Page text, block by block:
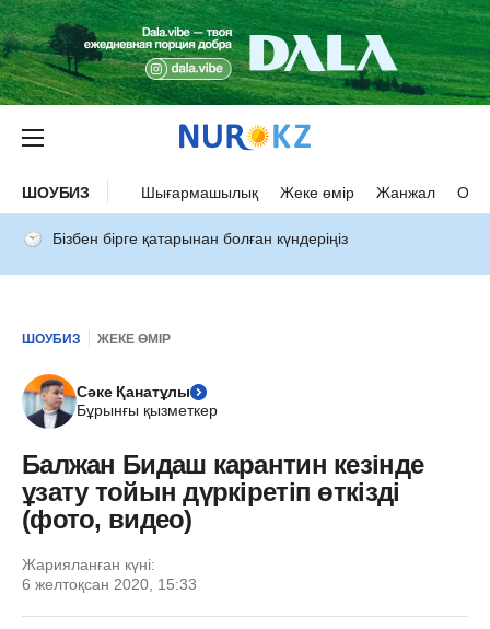
ШОУБИЗ Шығармашылық Жеке өмір Жанжал
Бізбен бірге қатарынан болған күндеріңіз
ШОУБИЗ ЖЕКЕ ӨМІР
Сәке Қанатұлы
Бұрынғы қызметкер
Балжан Бидаш карантин кезінде
ұзату тойын дүркіретіп өткізді
(фото, видео)
Жарияланған күні:
6 желтоқсан 2020, 15:33